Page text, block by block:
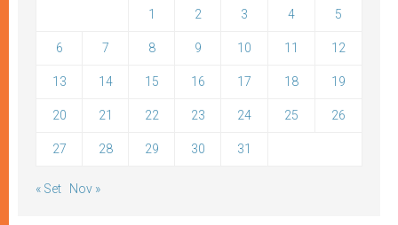
1 2 3 4 5
6 7 8 9 10 11 12
13 14 15 16 17 18 19
20 21 22 23 24 25 26
27 28 29 30 31
« Set Nov »